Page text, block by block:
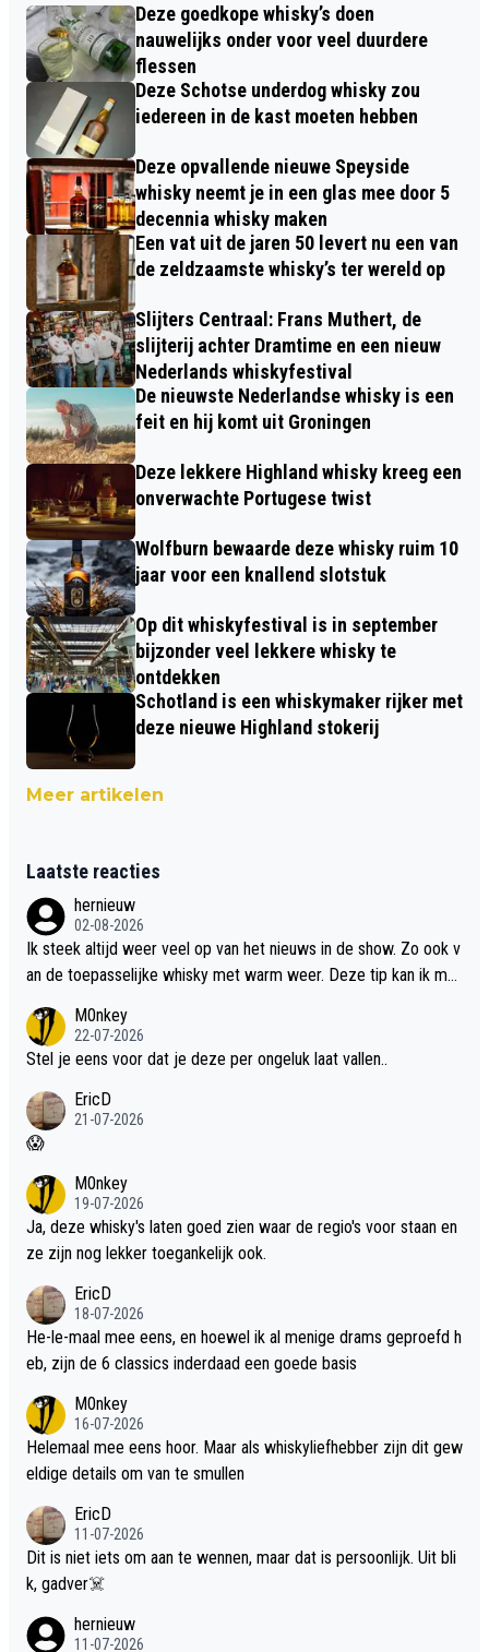
Deze goedkope whisky’s doen
nauwelijks onder voor veel duurdere
flessen
Deze Schotse underdog whisky zou
iedereen in de kast moeten hebben
Deze opvallende nieuwe Speyside
whisky neemt je in een glas mee door 5
decennia whisky maken
Een vat uit de jaren 50 levert nu een van
de zeldzaamste whisky’s ter wereld op
Slijters Centraal: Frans Muthert, de
slijterij achter Dramtime en een nieuw
Nederlands whiskyfestival
De nieuwste Nederlandse whisky is een
feit en hij komt uit Groningen
Deze lekkere Highland whisky kreeg een
onverwachte Portugese twist
Wolfburn bewaarde deze whisky ruim 10
jaar voor een knallend slotstuk
Op dit whiskyfestival is in september
bijzonder veel lekkere whisky te
ontdekken
Schotland is een whiskymaker rijker met
deze nieuwe Highland stokerij
Meer artikelen
Laatste reacties
hernieuw
02-08-2026
Ik steek altijd weer veel op van het nieuws in de show. Zo ook v
an de toepasselijke whisky met warm weer. Deze tip kan ik met
M0nkey
22-07-2026
Stel je eens voor dat je deze per ongeluk laat vallen..
EricD
21-07-2026
😱
M0nkey
19-07-2026
Ja, deze whisky's laten goed zien waar de regio's voor staan en
ze zijn nog lekker toegankelijk ook.
EricD
18-07-2026
He-le-maal mee eens, en hoewel ik al menige drams geproefd h
eb, zijn de 6 classics inderdaad een goede basis
M0nkey
16-07-2026
Helemaal mee eens hoor. Maar als whiskyliefhebber zijn dit gew
eldige details om van te smullen
EricD
11-07-2026
Dit is niet iets om aan te wennen, maar dat is persoonlijk. Uit bli
k, gadver☠️
hernieuw
11-07-2026